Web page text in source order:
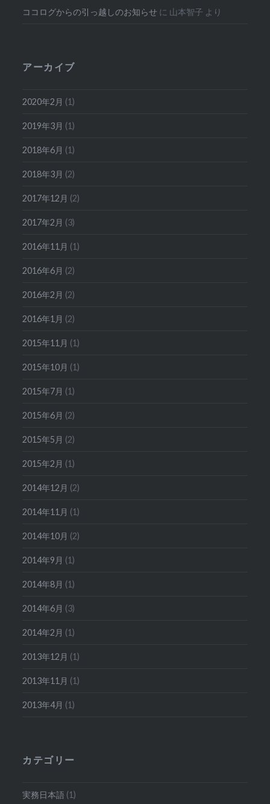
ココログからの引っ越しのお知らせ に 山本智子 より
アーカイブ
2020年2月 (1)
2019年3月 (1)
2018年6月 (1)
2018年3月 (2)
2017年12月 (2)
2017年2月 (3)
2016年11月 (1)
2016年6月 (2)
2016年2月 (2)
2016年1月 (2)
2015年11月 (1)
2015年10月 (1)
2015年7月 (1)
2015年6月 (2)
2015年5月 (2)
2015年2月 (1)
2014年12月 (2)
2014年11月 (1)
2014年10月 (2)
2014年9月 (1)
2014年8月 (1)
2014年6月 (3)
2014年2月 (1)
2013年12月 (1)
2013年11月 (1)
2013年4月 (1)
カテゴリー
実務日本語 (1)